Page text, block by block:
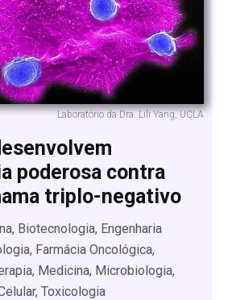
Laboratório da Dra. Lili Yang, UCLA
poderosa contra
triplo-negativo
Biotecnologia, Engenharia
Farmácia Oncológica,
Medicina, Microbiologia,
Toxicologia